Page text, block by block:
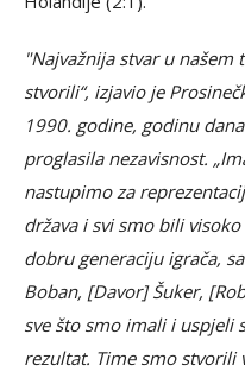
"Najvažnija stvar u
stvorili“, izjavio je
1990. godine, godinu
proglasila nezavisnost.
nastupimo za
država i svi smo bili
dobru generaciju igrača,
Boban, [Davor] Šuker,
sve što smo imali i uspjeli
rezultat. Time smo stvorili